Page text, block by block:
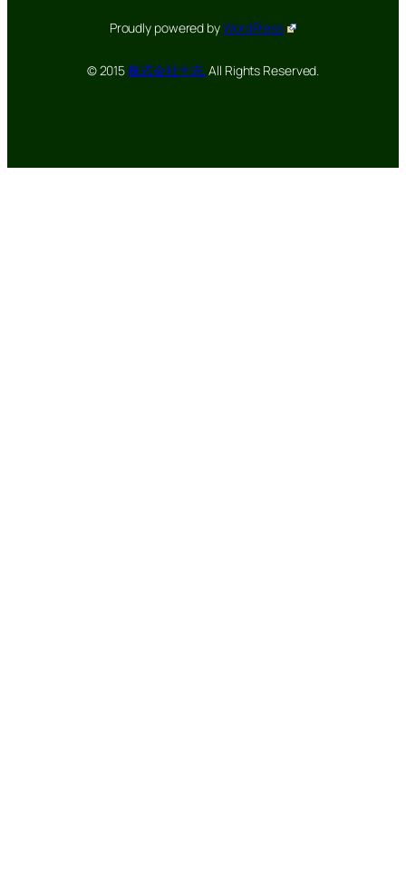
Proudly powered byWordPress
© 2015株式会社十志. All Rights Reserved.